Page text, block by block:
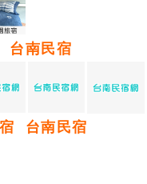
台南民宿
台南民宿